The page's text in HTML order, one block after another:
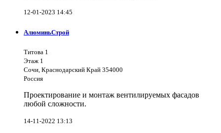
12-01-2023 14:45
АлюминьСтрой
Титова 1
Этаж 1
Сочи, Краснодарский Край 354000
Россия
Проектирование и монтаж вентилируемых фасадов
любой сложности.
14-11-2022 13:13